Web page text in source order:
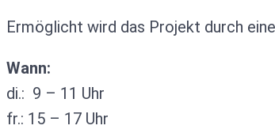
Ermöglicht wird das Projekt durch
Wann:
di.: 9 – 11 Uhr
fr.: 15 – 17 Uhr